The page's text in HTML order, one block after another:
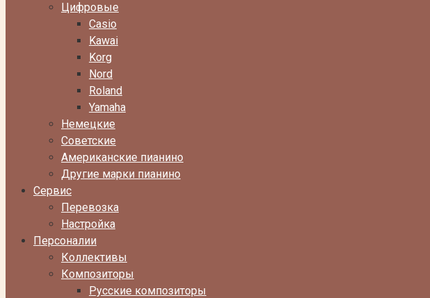
Цифровые
Casio
Kawai
Korg
Nord
Roland
Yamaha
Немецкие
Советские
Американские пианино
Другие марки пианино
Сервис
Перевозка
Настройка
Персоналии
Коллективы
Композиторы
Русские композиторы